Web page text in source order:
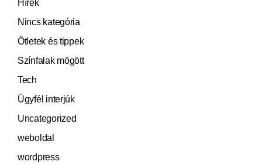
Hírek
Nincs kategória
Ötletek és tippek
Színfalak mögött
Tech
Ügyfél interjúk
Uncategorized
weboldal
wordpress